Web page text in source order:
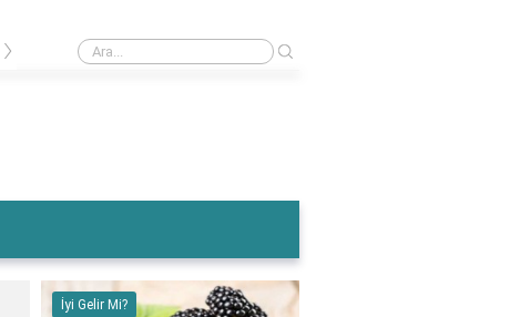
Muz Karın Ağrısına İyi Gelir Mi?
›
İyi Gelir Mi?